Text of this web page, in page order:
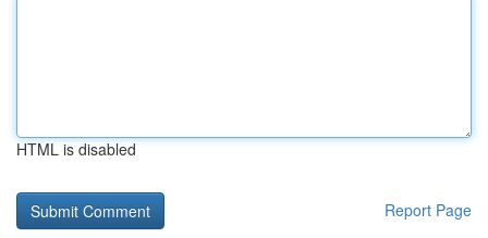
HTML is disabled
Report Page